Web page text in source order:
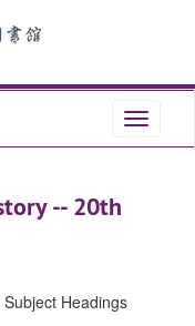
Toggle
-- 20th
Headings